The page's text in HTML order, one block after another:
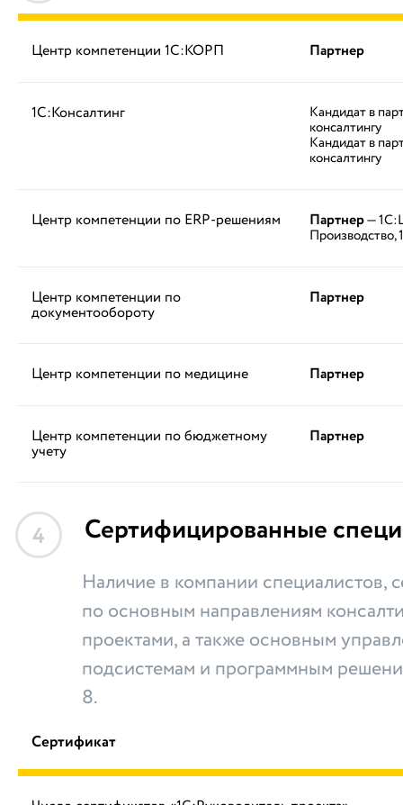
Центр компетенции 1С:КОРП Партнер
1С:Консалтинг Кандидат в
консалтингу
Кандидат в
консалтингу
Центр компетенции по ERP-решениям Партнер—
Производство,
Центр компетенции по
документообороту
Партнер
Центр компетенции по медицине Партнер
Центр компетенции по бюджетному
учету
Партнер
4 Сертифицированные
Наличие в компании специалистов,
по основным направлениям
проектами, а также основным
подсистемам и программным
8.
Сертификат